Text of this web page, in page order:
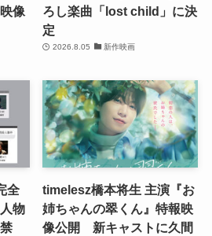
像
ろし楽曲「lost child」に決
定
2026.8.05 新作映画
全
物
timelesz橋本将生 主演『お
姉ちゃんの翠くん』特報映
像公開 新キャストに久間